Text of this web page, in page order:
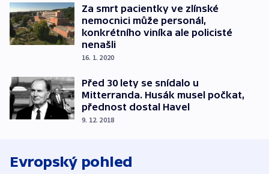
Za smrt pacientky ve zlínské
nemocnici může personál,
konkrétního viníka ale policisté
nenašli
16. 1. 2020
Před 30 lety se snídalo u
Mitterranda. Husák musel počkat,
přednost dostal Havel
9. 12. 2018
Evropský pohled